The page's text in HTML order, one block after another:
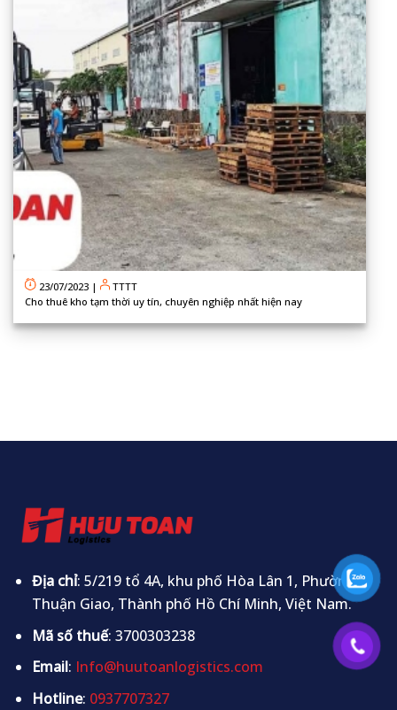
23/07/2023 |
TTTT
Cho thuê kho tạm thời uy tín, chuyên nghiệp nhất hiện nay
Địa chỉ: 5/219 tổ 4A, khu phố Hòa Lân 1, Phường
Thuận Giao, Thành phố Hồ Chí Minh, Việt Nam.
Mã số thuế: 3700303238
Email: Info@huutoanlogistics.com
Hotline: 0937707327